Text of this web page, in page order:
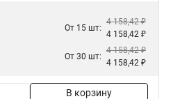
От 15 шт:
4 158,42 ₽
4 158,42 ₽
От 30 шт:
4 158,42 ₽
4 158,42 ₽
В корзину